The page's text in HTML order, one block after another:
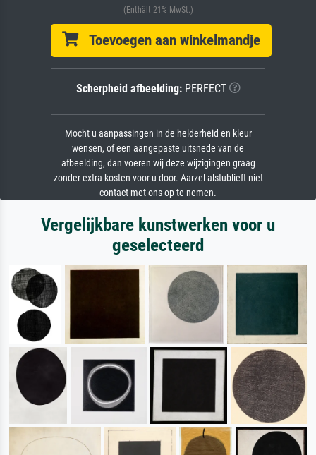
(Enthält 21% MwSt.)
Toevoegen aan winkelmandje
Scherpheid afbeelding:PERFECT
Mocht u aanpassingen in de helderheid en kleur
wensen, of een aangepaste uitsnede van de
afbeelding, dan voeren wij deze wijzigingen graag
zonder extra kosten voor u door. Aarzel alstublieft niet
contact met ons op te nemen.
Vergelijkbare kunstwerken voor u
geselecteerd